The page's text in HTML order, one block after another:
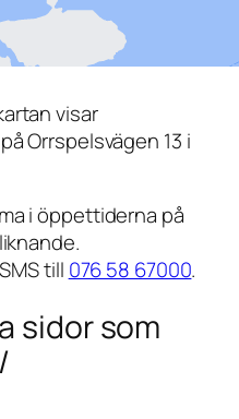
visar
Orrspelsvägen 13 i
i öppettiderna på
till 076 58 67000.
sidor som